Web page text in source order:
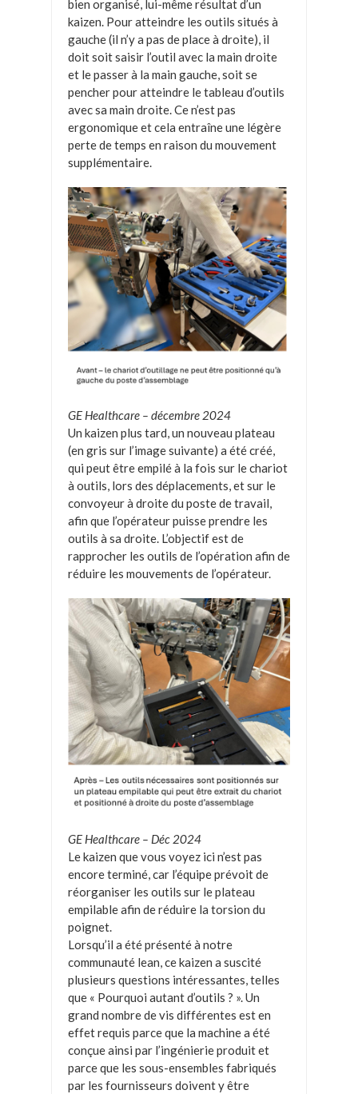
bien organisé, lui-même résultat d’un
kaizen. Pour atteindre les outils situés à
gauche (il n’y a pas de place à droite), il
doit soit saisir l’outil avec la main droite
et le passer à la main gauche, soit se
pencher pour atteindre le tableau d’outils
avec sa main droite. Ce n’est pas
ergonomique et cela entraîne une légère
perte de temps en raison du mouvement
supplémentaire.
GE Healthcare – décembre 2024
Un kaizen plus tard, un nouveau plateau
(en gris sur l’image suivante) a été créé,
qui peut être empilé à la fois sur le chariot
à outils, lors des déplacements, et sur le
convoyeur à droite du poste de travail,
afin que l’opérateur puisse prendre les
outils à sa droite. L’objectif est de
rapprocher les outils de l’opération afin de
réduire les mouvements de l’opérateur.
GE Healthcare – Déc 2024
Le kaizen que vous voyez ici n’est pas
encore terminé, car l’équipe prévoit de
réorganiser les outils sur le plateau
empilable afin de réduire la torsion du
poignet.
Lorsqu’il a été présenté à notre
communauté lean, ce kaizen a suscité
plusieurs questions intéressantes, telles
que « Pourquoi autant d’outils ? ». Un
grand nombre de vis différentes est en
effet requis parce que la machine a été
conçue ainsi par l’ingénierie produit et
parce que les sous-ensembles fabriqués
par les fournisseurs doivent y être